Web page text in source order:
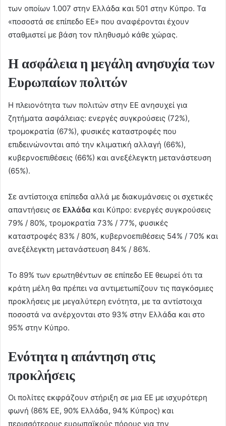
των οποίων 1.007 στην Ελλάδα και 501 στην Κύπρο. Τα
«ποσοστά σε επίπεδο ΕΕ» που αναφέρονται έχουν
σταθμιστεί με βάση τον πληθυσμό κάθε χώρας.
Η ασφάλεια η μεγάλη ανησυχία των
Ευρωπαίων πολιτών
Η πλειονότητα των πολιτών στην ΕΕ ανησυχεί για
ζητήματα ασφάλειας: ενεργές συγκρούσεις (72%),
τρομοκρατία (67%), φυσικές καταστροφές που
επιδεινώνονται από την κλιματική αλλαγή (66%),
κυβερνοεπιθέσεις (66%) και ανεξέλεγκτη μετανάστευση
(65%).
Σε αντίστοιχα επίπεδα αλλά με διακυμάνσεις οι σχετικές
απαντήσεις σε Ελλάδα και Κύπρο: ενεργές συγκρούσεις
79% / 80%, τρομοκρατία 73% / 77%, φυσικές
καταστροφές 83% / 80%, κυβερνοεπιθέσεις 54% / 70% και
ανεξέλεγκτη μετανάστευση 84% / 86%.
Το 89% των ερωτηθέντων σε επίπεδο ΕΕ θεωρεί ότι τα
κράτη μέλη θα πρέπει να αντιμετωπίζουν τις παγκόσμιες
προκλήσεις με μεγαλύτερη ενότητα, με τα αντίστοιχα
ποσοστά να ανέρχονται στο 93% στην Ελλάδα και στο
95% στην Κύπρο.
Ενότητα η απάντηση στις
προκλήσεις
Οι πολίτες εκφράζουν στήριξη σε μια ΕΕ με ισχυρότερη
φωνή (86% ΕΕ, 90% Ελλάδα, 94% Κύπρος) και
περισσότερους ευρωπαϊκούς πόρους για την